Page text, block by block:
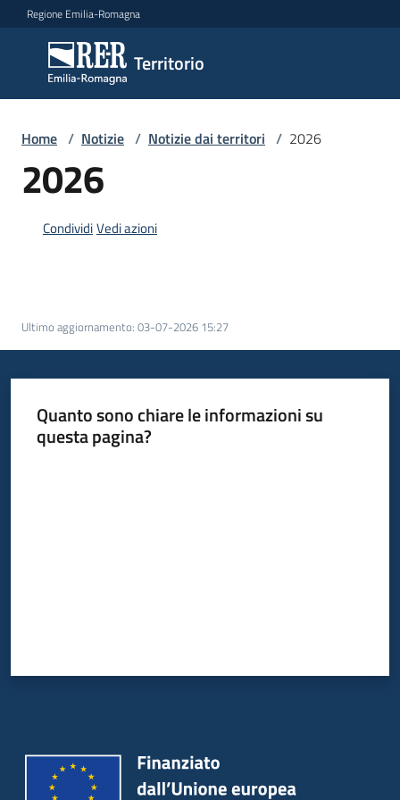
Vai al contenuto
Vai alla navigazione
Vai al footer
Regione Emilia-Romagna
Territorio
Territorio
Argomenti
Leggi
Atti
Piani
Programmi
Home / Notizie / Notizie dai territori / 2026
2026
CondividiVedi azioni
Ultimo aggiornamento: 03-07-2026 15:27
Quanto sono chiare le informazioni su
questa pagina?